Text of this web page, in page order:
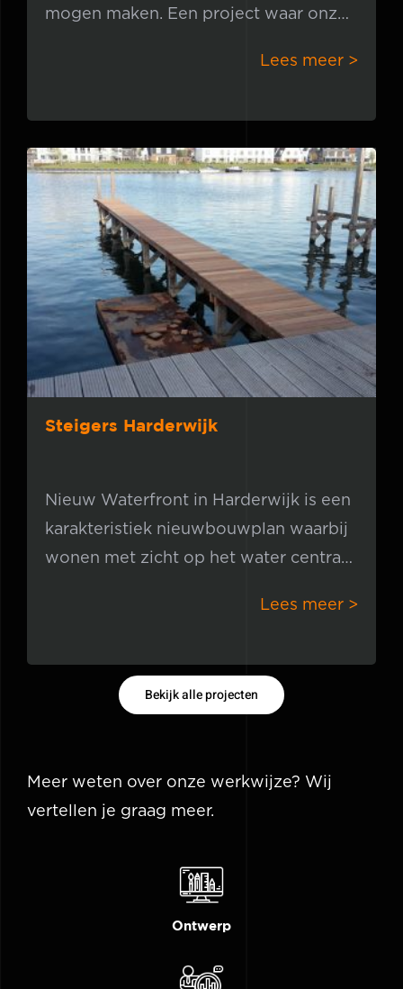
mogen maken. Een project waar onze
Lees meer >
Steigers Harderwijk
Steigers Harderwijk
Nieuw Waterfront in Harderwijk is een
karakteristiek nieuwbouwplan waarbij
wonen met zicht op het water centraal
Lees meer >
Bekijk alle projecten
Meer weten over onze werkwijze? Wij
vertellen je graag meer.
Ontwerp